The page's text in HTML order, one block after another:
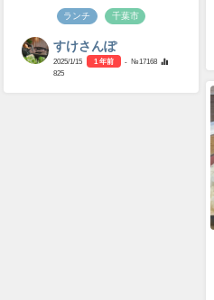
ランチ 千葉市
すけさんぽ
2025/1/15 1 年前
- №17168
825